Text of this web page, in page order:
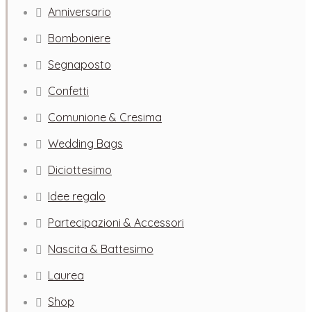
Anniversario
Bomboniere
Segnaposto
Confetti
Comunione & Cresima
Wedding Bags
Diciottesimo
Idee regalo
Partecipazioni & Accessori
Nascita & Battesimo
Laurea
Shop